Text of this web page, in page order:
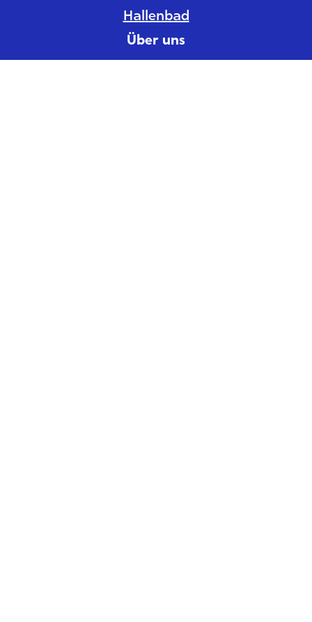
Hallenbad
Über uns